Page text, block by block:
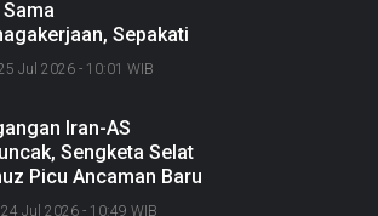
Sepakati
Plan 2026–
Jul 2026 - 10:01 WIB
Iran-AS
Sengketa Selat
Picu Ancaman Baru
Minyak Dunia
Jul 2026 - 10:49 WIB